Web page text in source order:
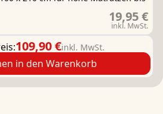
19,95 €
inkl. MwSt.
109,90 €inkl. MwSt.
in den Warenkorb